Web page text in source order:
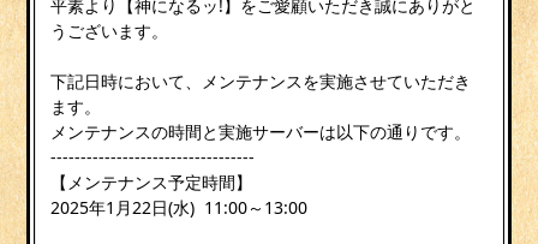
平素より【神になるッ!】をご愛顧いただき誠にありがと
うございます。
下記日時において、メンテナンスを実施させていただき
ます。
メンテナンスの時間と実施サーバーは以下の通りです。
----------------------------------
【メンテナンス予定時間】
2025年1月22日(水) 11:00～13:00